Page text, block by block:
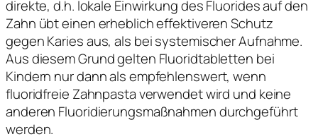
direkte, d.h. lokale Einwirkung des Fluorides auf den
Zahn übt einen erheblich effektiveren Schutz
gegen Karies aus, als bei systemischer Aufnahme.
Aus diesem Grund gelten Fluoridtabletten bei
Kindern nur dann als empfehlenswert, wenn
fluoridfreie Zahnpasta verwendet wird und keine
anderen Fluoridierungsmaßnahmen durchgeführt
werden.